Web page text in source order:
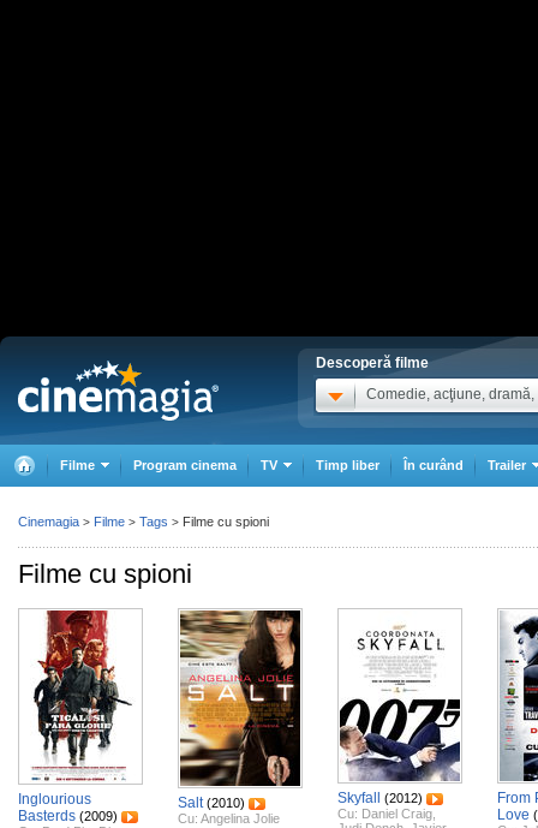
Descoperă filme
Comedie, acţiune, dramă,
Filme Program cinema TV Timp liber În curând Trailer
Filme cu spioni
Inglourious
Basterds (2009)
Salt (2010)
Cu: Angelina Jolie
Skyfall
(2012)
Cu: Daniel Craig
From
Love
Cinemagia > Filme > Tags > Filme cu spioni